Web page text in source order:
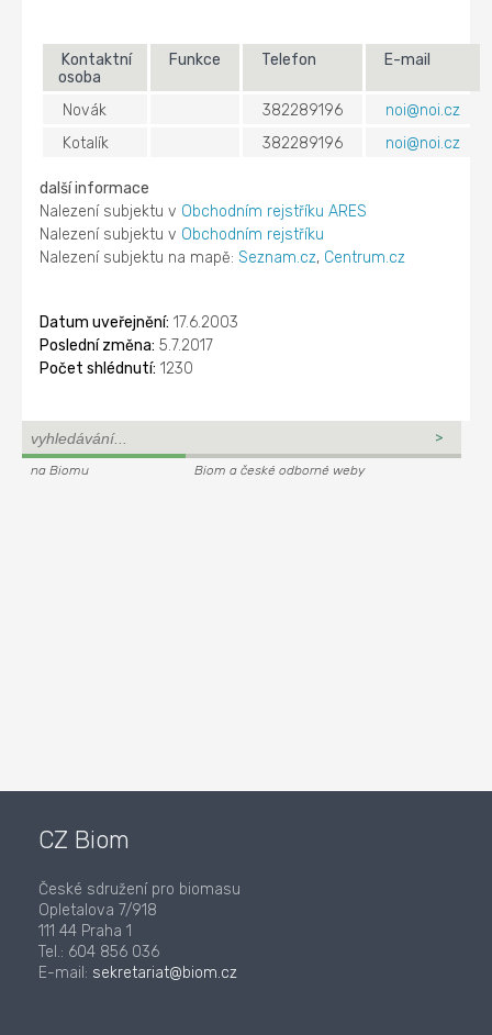
Kontaktní
osoba
Funkce Telefon E-mail
Novák 382289196
noi@noi.cz
Kotalík
382289196 noi@noi.cz
další informace
Nalezení subjektu v Obchodním rejstříku ARES
Nalezení subjektu v Obchodním rejstříku
Nalezení subjektu na mapě:Seznam.cz, Centrum.cz
Datum uveřejnění: 17.6.2003
Poslední změna: 5.7.2017
Počet shlédnutí: 1230
na Biomu Biom a české odborné weby
CZ Biom
České sdružení pro biomasu
Opletalova 7/918
111 44 Praha 1
Tel.: 604 856 036
E-mail: sekretariat@biom.cz